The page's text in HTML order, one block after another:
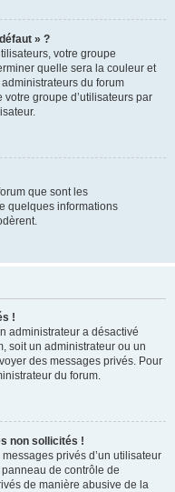
» ?
votre groupe
quelle sera la couleur et
du forum
groupe d’utilisateurs par
que sont les
quelques informations
!
administrateur a désactivé
soit un administrateur ou un
des messages privés. Pour
du forum.
non sollicités !
privés d’un utilisateur
de contrôle de
de manière abusive de la